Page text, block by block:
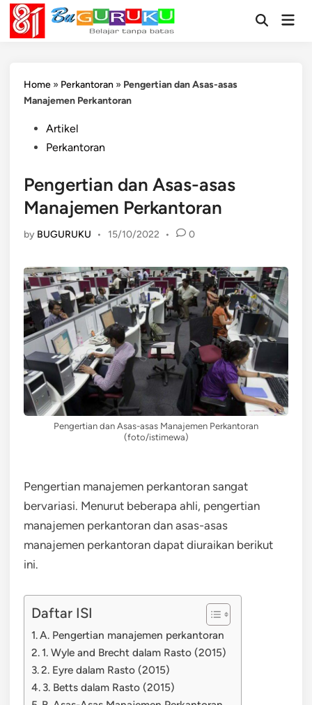
Skip
content
OpenMain
Home » Perkantoran » Pengertian dan Asas-asas
Manajemen Perkantoran
PostedArtikel
Perkantoran
Pengertian dan Asas-asas
Manajemen Perkantoran
by BUGURUKU • 15/10/2022 • 0
Pengertian dan Asas-asas Manajemen Perkantoran
(foto/istimewa)
Pengertian manajemen perkantoran sangat
bervariasi. Menurut beberapa ahli, pengertian
manajemen perkantoran dan asas-asas
manajemen perkantoran dapat diuraikan berikut
ini.
Daftar ISI
A. Pengertian manajemen perkantoran
1. Wyle and Brecht dalam Rasto (2015)
2. Eyre dalam Rasto (2015)
3. Betts dalam Rasto (2015)